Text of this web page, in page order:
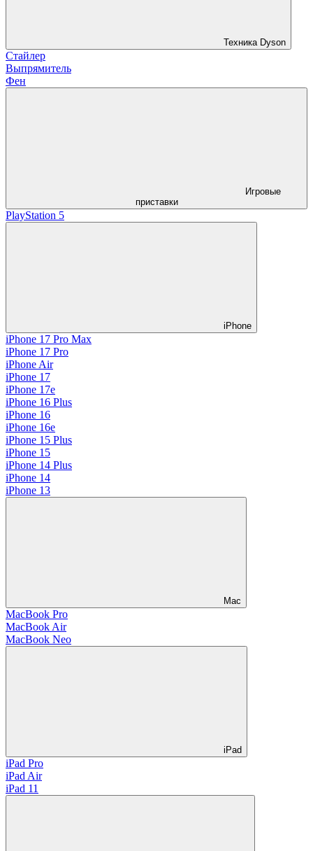
Техника Dyson
Стайлер
Выпрямитель
Фен
Игровые
приставки
PlayStation 5
iPhone
iPhone 17 Pro Max
iPhone 17 Pro
iPhone Air
iPhone 17
iPhone 17e
iPhone 16 Plus
iPhone 16
iPhone 16e
iPhone 15 Plus
iPhone 15
iPhone 14 Plus
iPhone 14
iPhone 13
Mac
MacBook Pro
MacBook Air
MacBook Neo
iPad
iPad Pro
iPad Air
iPad 11